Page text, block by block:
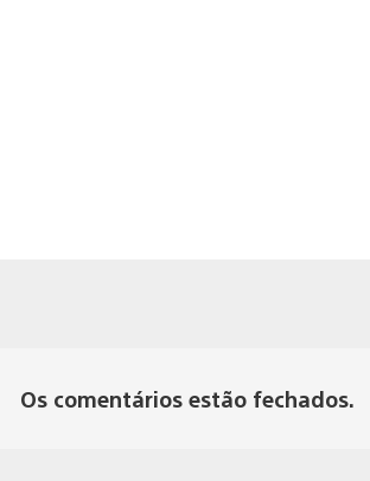
Os comentários estão fechados.